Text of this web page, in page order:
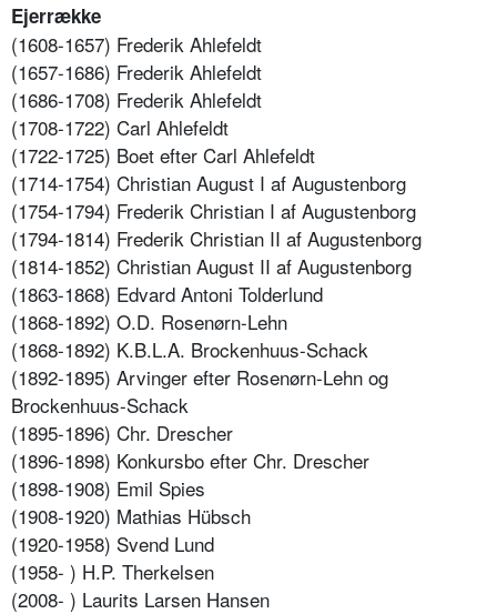
Ejerrække
(1608-1657) Frederik Ahlefeldt
(1657-1686) Frederik Ahlefeldt
(1686-1708) Frederik Ahlefeldt
(1708-1722) Carl Ahlefeldt
(1722-1725) Boet efter Carl Ahlefeldt
(1714-1754) Christian August I af Augustenborg
(1754-1794) Frederik Christian I af Augustenborg
(1794-1814) Frederik Christian II af Augustenborg
(1814-1852) Christian August II af Augustenborg
(1863-1868) Edvard Antoni Tolderlund
(1868-1892) O.D. Rosenørn-Lehn
(1868-1892) K.B.L.A. Brockenhuus-Schack
(1892-1895) Arvinger efter Rosenørn-Lehn og
Brockenhuus-Schack
(1895-1896) Chr. Drescher
(1896-1898) Konkursbo efter Chr. Drescher
(1898-1908) Emil Spies
(1908-1920) Mathias Hübsch
(1920-1958) Svend Lund
(1958- ) H.P. Therkelsen
(2008- ) Laurits Larsen Hansen